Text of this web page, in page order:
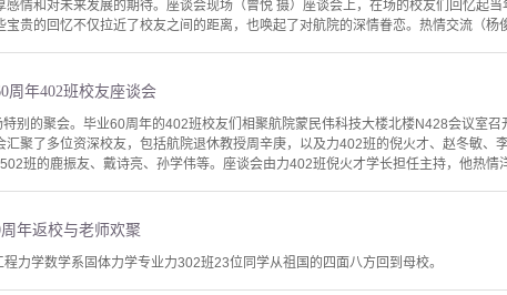
情和对未来发展的期待。座谈会现场（曾悦 摄）座谈会上，在场的校友们回忆起当
贵的回忆不仅拉近了校友之间的距离，也唤起了对航院的深情眷恋。热情交流（杨
周年402班校友座谈会
别的聚会。毕业60周年的402班校友们相聚航院蒙民伟科技大楼北楼N428会议室召
聚了多位资深校友，包括航院退休教授周辛庚，以及力402班的倪火才、赵冬敏、
班的鹿振友、戴诗亮、孙学伟等。座谈会由力402班倪火才学长担任主持，他热情
年返校与老师欢聚
力学数学系固体力学专业力302班23位同学从祖国的四面八方回到母校。